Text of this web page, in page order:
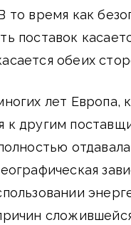
то время как
поставок
обеих
лет Европа,
к другим